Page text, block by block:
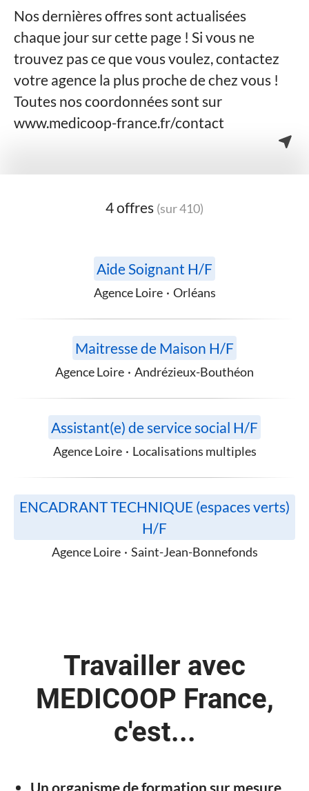
Nos dernières offres sont actualisées
chaque jour sur cette page ! Si vous ne
trouvez pas ce que vous voulez, contactez
votre agence la plus proche de chez vous !
Toutes nos coordonnées sont sur
www.medicoop-france.fr/contact
4 offres (sur 410)
Aide Soignant H/F
Agence Loire · Orléans
Maitresse de Maison H/F
Agence Loire · Andrézieux-Bouthéon
Assistant(e) de service social H/F
Agence Loire · Localisations multiples
ENCADRANT TECHNIQUE (espaces verts)
H/F
Agence Loire · Saint-Jean-Bonnefonds
Travailler avec
MEDICOOP France,
c'est...
Un organisme de formation sur mesure